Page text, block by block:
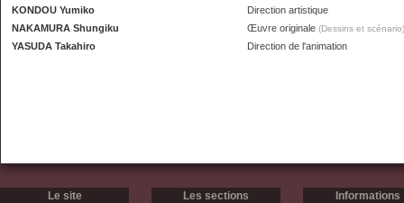
KONDOU Yumiko
Direction artistique
NAKAMURA Shungiku
Œuvre originale (Dessins et scénario)
YASUDA Takahiro Direction de l'animation
Le site
Les sections
Informations